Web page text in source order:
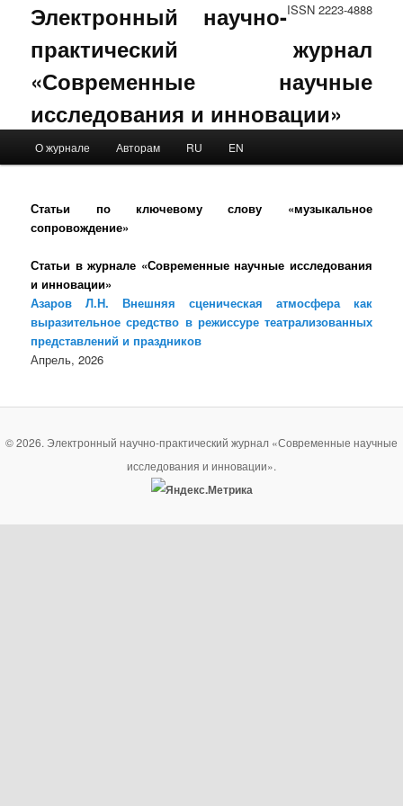
ISSN 2223-4888
Электронный научно-
практический журнал
«Современные научные
исследования и инновации»
Skip to primary content
Skip to secondary content
О журнале Авторам RU EN
Статьи по ключевому слову «музыкальное
сопровождение»
Статьи в журнале «Современные научные исследования
и инновации»
Азаров Л.Н. Внешняя сценическая атмосфера как
выразительное средство в режиссуре театрализованных
представлений и праздников
Апрель, 2026
© 2026. Электронный научно-практический журнал «Современные научные
исследования и инновации».